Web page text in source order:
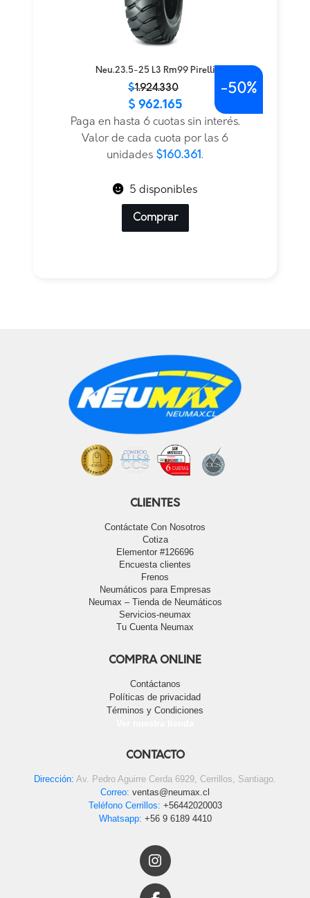
Neu.23.5-25 L3 Rm99 Pirelli
$1.924.330
original
$1.924.330.
actual
$ 962.165
Paga en hasta 6 cuotas sin interés.
Valor de cada cuota por las 6
unidades $160.361.
-50%
5 disponibles
Comprar
CLIENTES
Contáctate Con Nosotros
Cotiza
Elementor #126696
Encuesta clientes
Frenos
Neumáticos para Empresas
Neumax – Tienda de Neumáticos
Servicios-neumax
Tu Cuenta Neumax
COMPRA ONLINE
Contáctanos
Políticas de privacidad
Términos y Condiciones
CONTACTO
Dirección: Av. Pedro Aguirre Cerda 6929, Cerrillos, Santiago.
Correo: ventas@neumax.cl
Teléfono Cerrillos: +56442020003
Whatsapp: +56 9 6189 4410